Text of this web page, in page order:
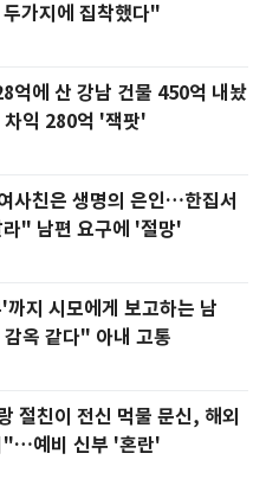
가지에 집착했다"
억에 산 강남 건물 450억 내놨
익 280억 '잭팟'
사친은 생명의 은인…한집서
라" 남편 요구에 '절망'
지 시모에게 보고하는 남
옥 같다" 아내 고통
절친이 전신 먹물 문신, 해외
"…예비 신부 '혼란'